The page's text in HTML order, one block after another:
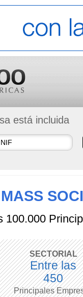
está incluida
100.000
SECTORIAL
Entre las
450
Principales